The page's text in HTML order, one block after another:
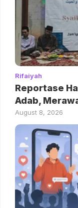
Rifaiyah
Reportase
Adab,
August 8, 2026